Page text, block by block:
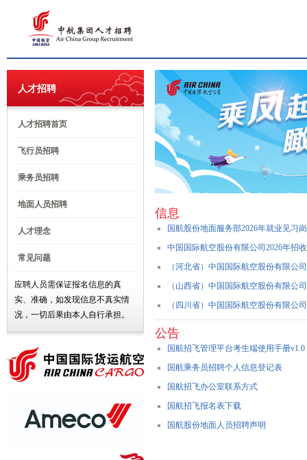
人才招聘
人才招聘首页
飞行员招聘
乘务员招聘
地面人员招聘
人才理念
常见问题
应聘人员需保证报名信息的真
实、准确，如发现信息不真实情
况，一切后果由本人自行承担。
信息
国航股份地面服务部2026年就业见习
中国国际航空股份有限公司2026年招
（河北省）中国国际航空股份有限公
（山西省）中国国际航空股份有限公
（四川省）中国国际航空股份有限公
公告
国航招飞管理平台考生端使用手册v1.0
国航乘务员招聘个人信息登记表
国航招飞办公室联系方式
国航招飞报名表下载
国航股份地面人员招聘声明